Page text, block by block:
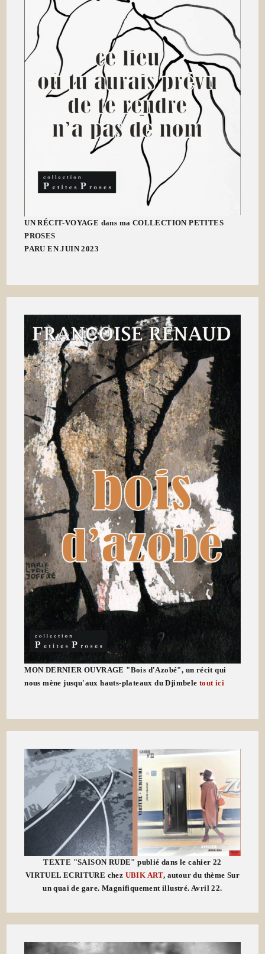
UN RÉCIT-VOYAGE dans ma COLLECTION PETITES
PROSES
PARU EN JUIN 2023
MON DERNIER OUVRAGE "Bois d'Azobé", un récit qui
nous mène jusqu'aux hauts-plateaux du Djimbeletout ici
TEXTE "SAISON RUDE" publié dans le cahier 22
VIRTUEL ECRITURE chez UBIK ART, autour du thème Sur
un quai de gare. Magnifiquement illustré. Avril 22.